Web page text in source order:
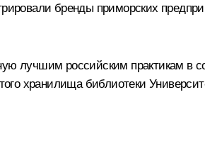
бренды приморских
лучшим российским практикам в
хранилища библиотеки